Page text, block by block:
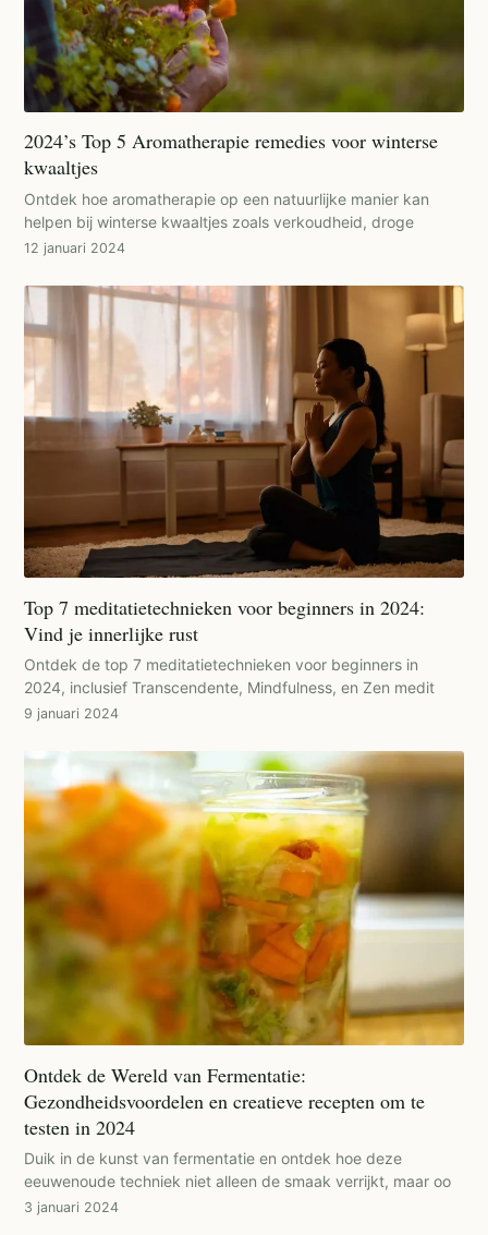
2024’s Top 5 Aromatherapie remedies voor winterse
kwaaltjes
Ontdek hoe aromatherapie op een natuurlijke manier kan
helpen bij winterse kwaaltjes zoals verkoudheid, droge
12 januari 2024
Top 7 meditatietechnieken voor beginners in 2024:
Vind je innerlijke rust
Ontdek de top 7 meditatietechnieken voor beginners in
2024, inclusief Transcendente, Mindfulness, en Zen medit
9 januari 2024
Ontdek de Wereld van Fermentatie:
Gezondheidsvoordelen en creatieve recepten om te
testen in 2024
Duik in de kunst van fermentatie en ontdek hoe deze
eeuwenoude techniek niet alleen de smaak verrijkt, maar oo
3 januari 2024